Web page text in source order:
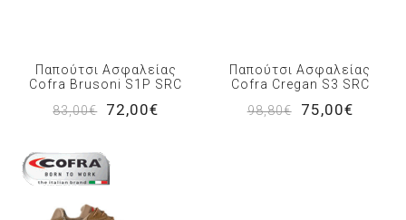
Παπούτσι Ασφαλείας
Cofra Brusoni S1P SRC
83,00€
72,00€
Παπούτσι Ασφαλείας
Cofra Cregan S3 SRC
98,80€
75,00€